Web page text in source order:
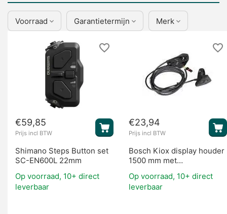
Voorraad Garantietermijn Merk
€59,85
Prijs incl BTW
Shimano Steps Button set
SC-EN600L 22mm
Op voorraad, 10+ direct
leverbaar
€23,94
Prijs incl BTW
Bosch Kiox display houder
1500 mm met
Op voorraad, 10+ direct
leverbaar